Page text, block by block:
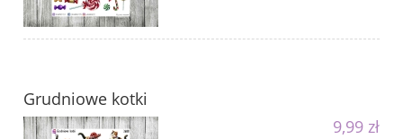
Grudniowe kotki
9,99 zł